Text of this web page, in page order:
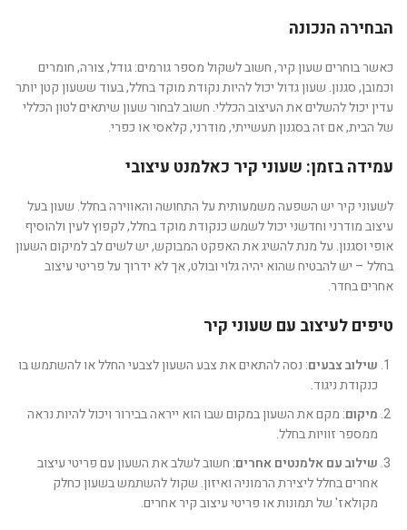
הבחירה הנכונה
כאשר בוחרים שעון קיר, חשוב לשקול מספר גורמים: גודל, צורה, חומרים
וכמובן, סגנון. שעון גדול יכול להיות נקודת מוקד בחלל, בעוד ששעון קטן יותר
עדין יכול להשלים את העיצוב הכללי. חשוב לבחור שעון שיתאים לטון הכללי
של הבית, אם זה בסגנון תעשייתי, מודרני, קלאסי או כפרי.
עמידה בזמן: שעוני קיר כאלמנט עיצובי
לשעוני קיר יש השפעה משמעותית על התחושה והאווירה בחלל. שעון בעל
עיצוב מודרני וחדשני יכול לשמש כנקודת מוקד בחלל, לקפוץ לעין ולהוסיף
אופי וסגנון. על מנת להשיג את האפקט המבוקש, יש לשים לב למיקום השעון
בחלל – יש להבטיח שהוא יהיה גלוי ובולט, אך לא ידרוך על פריטי עיצוב
אחרים בחדר.
טיפים לעיצוב עם שעוני קיר
שילוב צבעים: נסה להתאים את צבע השעון לצבעי החלל או להשתמש בו
כנקודת ניגוד.
מיקום: מקם את השעון במקום שבו הוא ייראה בבירור ויכול להיות נראה
ממספר זוויות בחלל.
שילוב עם אלמנטים אחרים: חשוב לשלב את השעון עם פריטי עיצוב
אחרים בחלל ליצירת הרמוניה ואיזון. שקול להשתמש בשעון כחלק
מקולאז' של תמונות או פריטי עיצוב קיר אחרים.